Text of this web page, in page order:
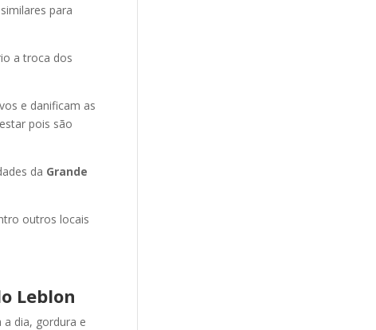
para
a troca dos
e danificam as
pois são
da Grande
outros locais
Leblon
dia, gordura e